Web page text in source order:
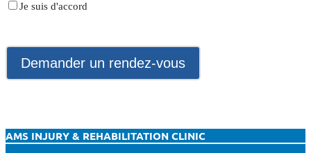
Je suis d'accord
Please leave this field empty.
AMS INJURY & REHABILITATION CLINIC